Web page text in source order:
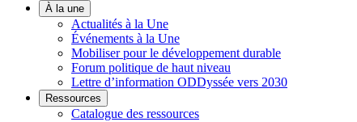
À la une
Actualités à la Une
Événements à la Une
Mobiliser pour le développement durable
Forum politique de haut niveau
Lettre d’information ODDyssée vers 2030
Ressources
Catalogue des ressources